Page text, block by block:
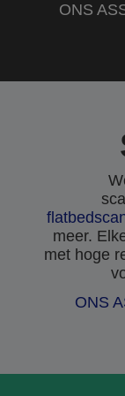
ONS
meer.
met hoge
ONS